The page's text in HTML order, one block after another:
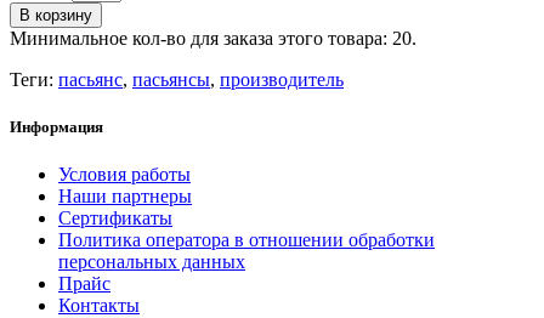
В корзину
Минимальное кол-во для заказа этого товара: 20.
Теги: пасьянс, пасьянсы, производитель
Информация
Условия работы
Наши партнеры
Сертификаты
Политика оператора в отношении обработки
персональных данных
Прайс
Контакты